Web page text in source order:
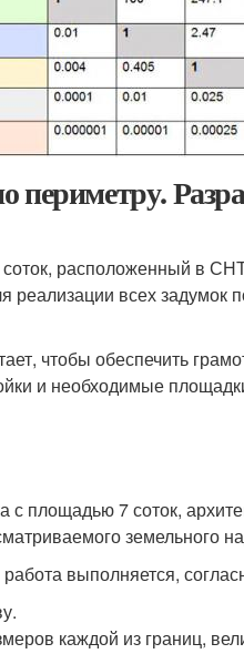
периметру.
расположенный в
всех задумок
чтобы обеспечить
и необходимые
с площадью 7 соток,
земельного
выполняется,
каждой из границ,